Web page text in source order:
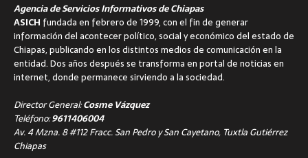
Agencia de Servicios Informativos de Chiapas
ASICH fundada en febrero de 1999, con el fin de generar
información del acontecer político, social y económico del estado de
Chiapas, publicando en los distintos medios de comunicación en la
entidad. Dos años después se transforma en portal de noticias en
internet, donde permanece sirviendo a la sociedad.
Director General:Cosme Vázquez
Teléfono:9611406004
Av. 4 Mzna. 8 #112 Fracc. San Pedro y San Cayetano, Tuxtla Gutiérrez
Chiapas